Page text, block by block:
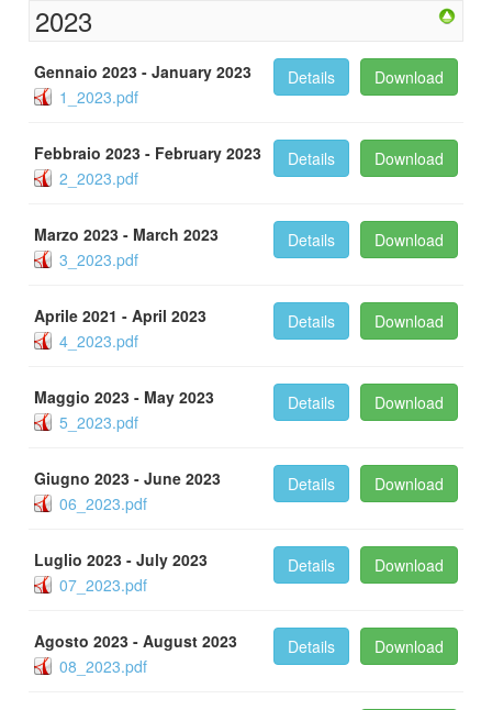
2023
Gennaio 2023 - January 2023
1_2023.pdf
Download
Details
Febbraio 2023 - February 2023
2_2023.pdf
Download
Details
Marzo 2023 - March 2023
3_2023.pdf
Download
Details
Aprile 2021 - April 2023
4_2023.pdf
Download
Details
Maggio 2023 - May 2023
5_2023.pdf
Download
Details
Giugno 2023 - June 2023
06_2023.pdf
Download
Details
Luglio 2023 - July 2023
07_2023.pdf
Download
Details
Agosto 2023 - August 2023
08_2023.pdf
Download
Details